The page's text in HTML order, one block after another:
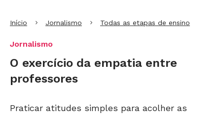
Início Jornalismo Todas as etapas de ensino
Jornalismo
O exercício da empatia entre
professores
Praticar atitudes simples para acolher as